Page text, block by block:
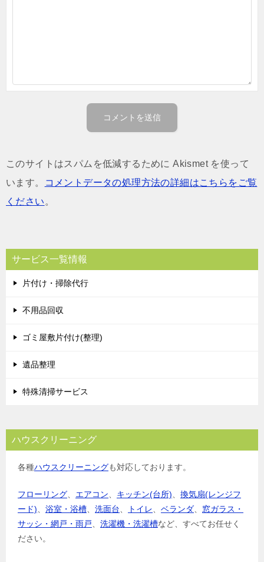
このサイトはスパムを低減するために Akismet を使って
います。
コメントデータの処理方法の詳細はこちらをご覧
ください 。
サービス一覧情報
片付け・掃除代行
不用品回収
ゴミ屋敷片付け(整理)
遺品整理
特殊清掃サービス
ハウスクリーニング
各種ハウスクリーニングも対応しております。
フローリング エアコン キッチン(台所)
換気扇(レンジフ
ード)
浴室・浴槽 洗面台 トイレ ベランダ
窓ガラス・
サッシ・網戸・雨戸
洗濯機・洗濯槽など、すべてお任せく
ださい。